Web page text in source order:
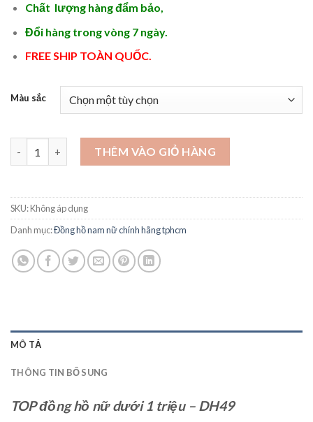
Chất lượng hàng đẩm bảo,
Đổi hàng trong vòng 7 ngày.
FREE SHIP TOÀN QUỐC.
Màu sắc
TOP đồng hồ nữ dưới 1 triệu - DH49 số lượng
THÊM VÀO GIỎ HÀNG
SKU:Không áp dụng
Danh mục:Đồng hồ nam nữ chính hãng tphcm
MÔ TẢ
THÔNG TIN BỔ SUNG
TOP đồng hồ nữ dưới 1 triệu – DH49